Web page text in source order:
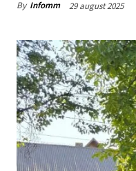
By Infomm 29 august 2025